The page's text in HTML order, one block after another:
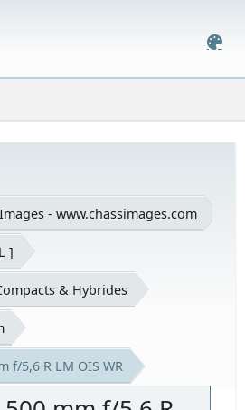
- www.chassimages.com
]
& Hybrides
f/5,6 R LM OIS WR